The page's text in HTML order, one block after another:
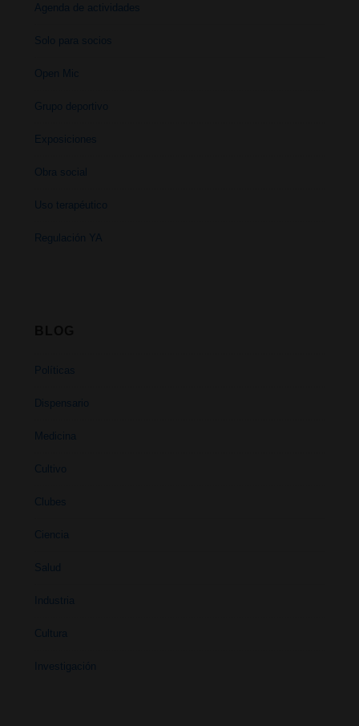
Agenda de actividades
Solo para socios
Open Mic
Grupo deportivo
Exposiciones
Obra social
Uso terapéutico
Regulación YA
Políticas
Dispensario
Medicina
Cultivo
Clubes
Ciencia
Salud
Industria
Cultura
Investigación